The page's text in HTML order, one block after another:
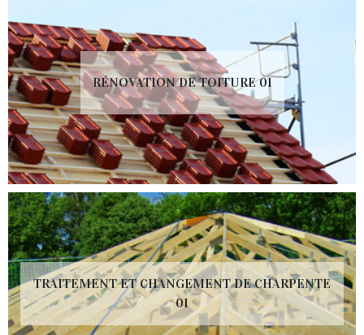
RÉNOVATION DE TOITURE 01
TRAITEMENT ET CHANGEMENT DE CHARPENTE
01